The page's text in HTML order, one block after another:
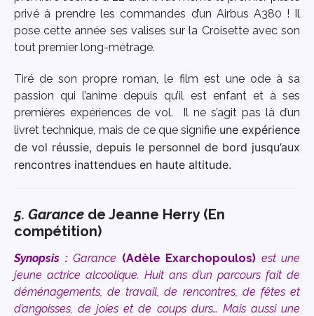
privé à prendre les commandes d’un Airbus A380 ! Il
pose cette année ses valises sur la Croisette avec son
tout premier long-métrage.
Tiré de son propre roman, le film est une ode à sa
passion qui l’anime depuis qu’il est enfant et à ses
premières expériences de vol. Il ne s’agit pas là d’un
livret technique, mais de ce que signifie une expérience
de vol réussie, depuis le personnel de bord jusqu’aux
rencontres inattendues en haute altitude.
5. Garance de Jeanne Herry (En
compétition)
Synopsis : Garance (Adèle Exarchopoulos) est une
jeune actrice alcoolique. Huit ans d’un parcours fait de
déménagements, de travail, de rencontres, de fêtes et
d’angoisses, de joies et de coups durs… Mais aussi une